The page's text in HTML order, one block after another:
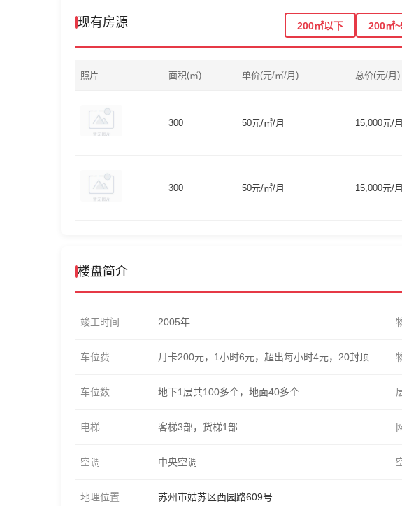
现有房源 200㎡以下 200㎡
照片 面积(㎡) 单价(元/㎡/月) 总价(元/月)
300 50元/㎡/月 15,000元/月
300 50元/㎡/月 15,000元/月
楼盘简介
竣工时间 2005年
车位费 月卡200元，1小时6元，超出每小时4元，20封顶
车位数 地下1层共100多个，地面40多个
电梯 客梯3部，货梯1部
空调 中央空调
地理位置 苏州市姑苏区西园路609号